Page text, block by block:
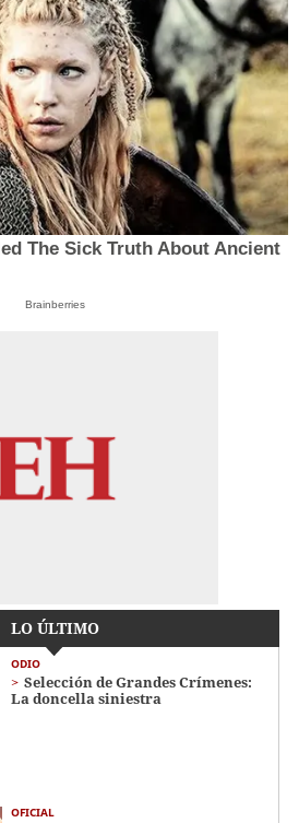
The Sick Truth About Ancient
Brainberries
LO ÚLTIMO
ODIO
Selección de Grandes Crímenes:
La doncella siniestra
OFICIAL